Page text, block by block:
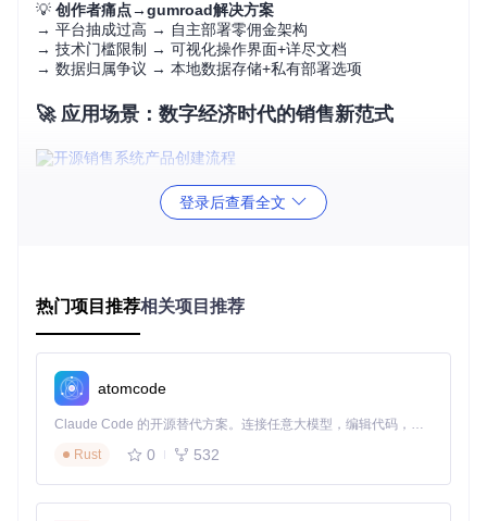
💡 创作者痛点→gumroad解决方案
→ 平台抽成过高 → 自主部署零佣金架构
→ 技术门槛限制 → 可视化操作界面+详尽文档
→ 数据归属争议 → 本地数据存储+私有部署选项
🚀 应用场景：数字经济时代的销售新范式
💼 独立创作者的变现利器
💡场景：课程讲师部署订阅服务
操作：创建会员产品→设置阶梯价格→开启自动续费
效果：实现内容变现闭环，月均复购率提升35%
🛠️ 小团队的电商基础设施
操作：配置物流模板→接入支付网关→启用库存管理
效果：零成本搭建专业电商系统，订单处理效率提升60%
登录后查看全文
热门项目推荐相关项目推荐
atomcode
Claude Code 的开源替代方案。连接任意大模型，编辑代码，运行命令，自动验证 — 全自动执行。用 Rust 构建，极致性能。 ｜ An open-source alternative to Claude Code. Connect any LLM, edit code, run commands, and verify changes — autonomously. Built in Rust for speed. Get Started
Rust
0 532